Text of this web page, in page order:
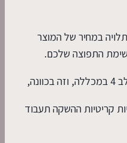
במחיר של המוצר
התפוצה שלכם.
קריטיות ההשקה תעבוד